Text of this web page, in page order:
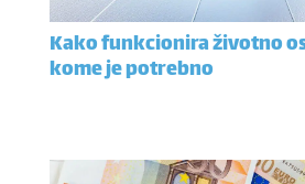
Kako funkcionira životno
kome je potrebno